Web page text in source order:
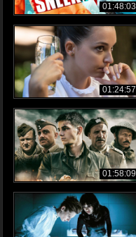
01:48:03
01:24:57
01:58:09